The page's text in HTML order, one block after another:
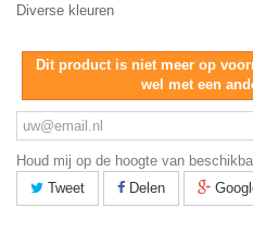
Diverse kleuren
Dit product is niet meer op
wel met een
Houd mij op de hoogte van
Tweet
Delen